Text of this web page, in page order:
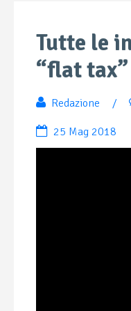
Tutte le
“flat
Redazione /
25 Mag 2018